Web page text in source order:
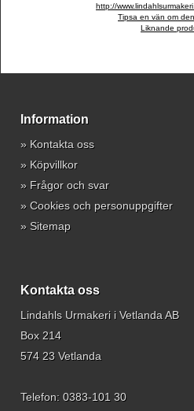
http://
Tipsa en vän om
Liknande
Information
» Kontakta oss
» Köpvillkor
» Frågor och svar
» Cookies och personuppgifter
» Sitemap
Kontakta oss
Lindahls Urmakeri i Vetlanda AB
Box 214
574 23 Vetlanda
Telefon: 0383-101 30